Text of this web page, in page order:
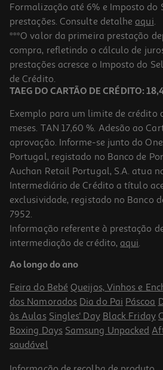
4.8
Paletinas Actuel Em Madeira Eco Pack
0.69 €/un
0,69 €
Kit Cutelaria Madeira Actuel Garfo/
0.39 €/un
0,39 €
Formalização até 6% e Imposto do
prestações. Consulte detalhe aqui.
***O valor da primeira prestação
compra, refletindo o cálculo de
prestações acresce o Imposto do
de Crédito.
TAEG DO CARTÃO DE CRÉDITO:
Exemplo para um limite de crédito
meses. TAN 17,60 %. Adesão ao
aprovação. Informe-se junto do
Portugal, registado no Banco de
Auchan Retail Portugal, S.A. atua
Intermediário de Crédito a título
exclusividade, registado no Banco
7952.
Informação referente à prestação
intermediação de crédito, aqui.
Ao longo do ano
Feira do Bebé Queijos, Vinhos e
dos Namorados Dia do Pai Páscoa
às Aulas Singles' Day Black Friday
Boxing Days Samsung Unpacked
saudável